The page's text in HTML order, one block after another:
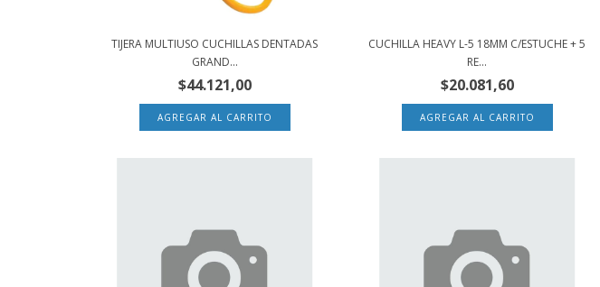
TIJERA MULTIUSO CUCHILLAS DENTADAS
GRAND...
$44.121,00
CUCHILLA HEAVY L-5 18MM C/ESTUCHE + 5
RE...
$20.081,60